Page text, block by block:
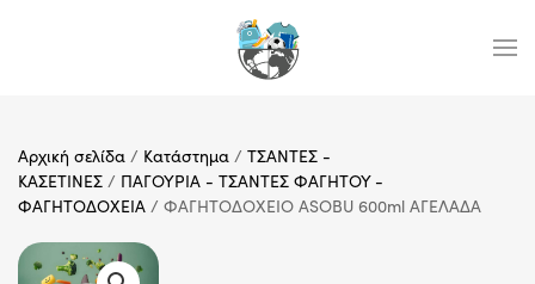
Αρχική σελίδα / Κατάστημα / ΤΣΑΝΤΕΣ -
ΚΑΣΕΤΙΝΕΣ / ΠΑΓΟΥΡΙΑ - ΤΣΑΝΤΕΣ ΦΑΓΗΤΟΥ -
ΦΑΓΗΤΟΔΟΧΕΙΑ / ΦΑΓΗΤΟΔΟΧΕΙΟ ASOBU 600ml ΑΓΕΛΑΔΑ